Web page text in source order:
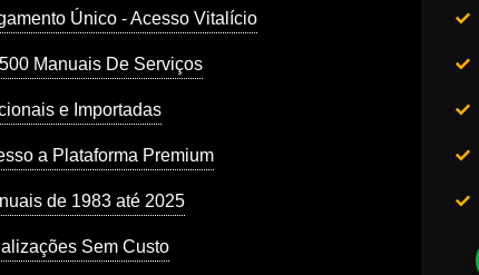
Único - Acesso Vitalício
Manuais De Serviços
e Importadas
a Plataforma Premium
de 1983 até 2025
Sem Custo